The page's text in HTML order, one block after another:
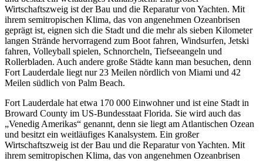
Wirtschaftszweig ist der Bau und die Reparatur von Yachten. Mit
ihrem semitropischen Klima, das von angenehmen Ozeanbrisen
geprägt ist, eignen sich die Stadt und die mehr als sieben Kilometer
langen Strände hervorragend zum Boot fahren, Windsurfen, Jetski
fahren, Volleyball spielen, Schnorcheln, Tiefseeangeln und
Rollerbladen. Auch andere große Städte kann man besuchen, denn
Fort Lauderdale liegt nur 23 Meilen nördlich von Miami und 42
Meilen südlich von Palm Beach.
Fort Lauderdale hat etwa 170 000 Einwohner und ist eine Stadt in
Broward County im US-Bundesstaat Florida. Sie wird auch das
„Venedig Amerikas“ genannt, denn sie liegt am Atlantischen Ozean
und besitzt ein weitläufiges Kanalsystem. Ein großer
Wirtschaftszweig ist der Bau und die Reparatur von Yachten. Mit
ihrem semitropischen Klima, das von angenehmen Ozeanbrisen